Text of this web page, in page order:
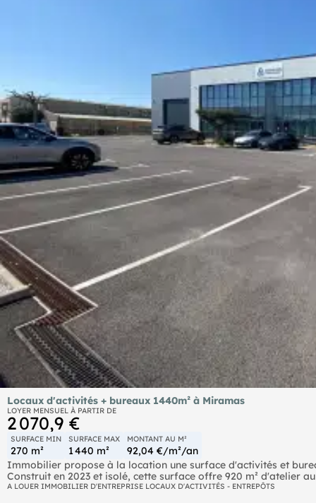
immeubles et fonds de commerce (T) et Gestion immobilière
Boétie, 75008 Paris - n°28137 J pour 2 000 000 euros pour T
professionnelle par GALIAN-SMABTP n° de police 28137.J
(EI) Agent Commercial - Numéro RSAC : - .
Locaux d'activités + bureaux 1440m² à Miramas
LOYER MENSUEL À PARTIR DE
2 070,9 €
SURFACE MIN
270 m²
SURFACE MAX
1 440 m²
MONTANT AU M²
92,04 €/m²/an
Immobilier propose à la location une surface d'activités et
Construit en 2023 et isolé, cette surface offre 920 m² d'atelier
(charge 500 kg/m²) . L'atelier, chauffé et climatisé, bénéficie
A LOUER IMMOBILIER D'ENTREPRISE LOCAUX D'ACTIVITÉS - ENTREPÔTS